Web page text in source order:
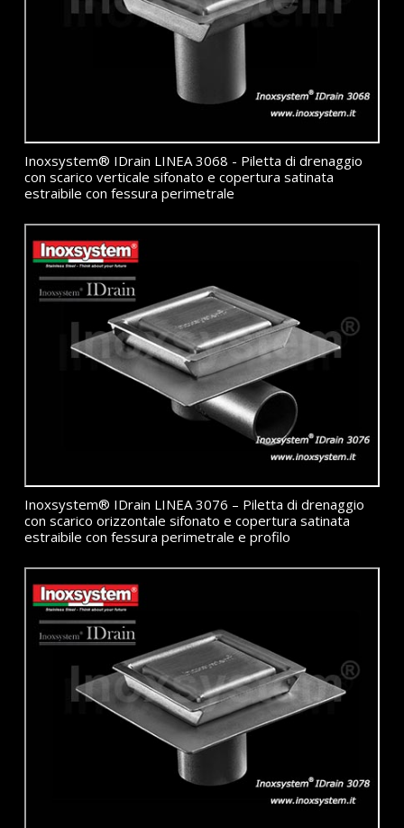
Inoxsystem® IDrain LINEA 3068 - Piletta di drenaggio
con scarico verticale sifonato e copertura satinata
estraibile con fessura perimetrale
Inoxsystem® IDrain LINEA 3076 – Piletta di drenaggio
con scarico orizzontale sifonato e copertura satinata
estraibile con fessura perimetrale e profilo